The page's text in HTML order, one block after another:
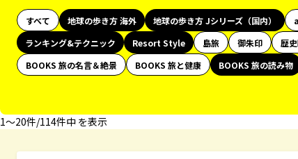
すべて 地球の歩き方 海外 地球の歩き方 Jシリーズ（国内）
ランキング&テクニック
Resort Style 島旅 御朱印 歴
BOOKS 旅の名言＆絶景
BOOKS 旅と健康 BOOKS 旅の読み物
1〜20件/114件中 を表示